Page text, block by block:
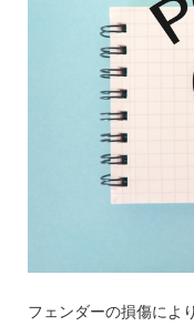
フェンダーの損傷によ